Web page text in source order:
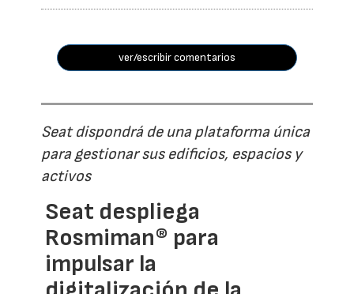
ver/escribir comentarios
Seat dispondrá de una plataforma única
para gestionar sus edificios, espacios y
activos
Seat despliega
Rosmiman® para
impulsar la